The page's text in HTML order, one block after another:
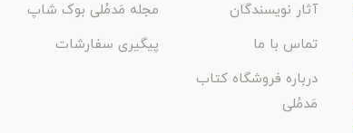
آثار نویسندگان
مجله مَدمُلی بوک شاپ
تماس با ما
پیگیری سفارشات
درباره فروشگاه کتاب
مَدمُلی